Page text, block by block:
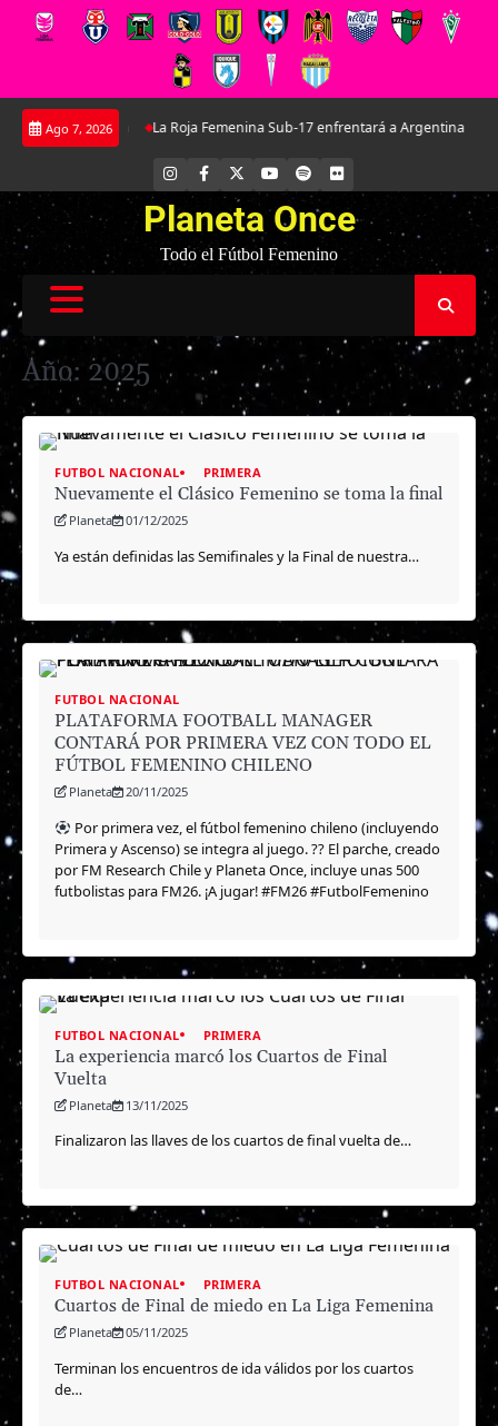
Saltar
Ago 7, 2026
La Roja Femenina Sub-17 enfrentará a Argentina en doble
INSTAGRAM
FACEBOOK YOUTUBE
SPOTIFYFLICKR
Planeta Once
Todo el Fútbol Femenino
Año: 2025
FUTBOL NACIONAL PRIMERA
Nuevamente el Clásico Femenino se toma la final
Planeta 01/12/2025
Ya están definidas las Semifinales y la Final de nuestra…
FUTBOL NACIONAL
PLATAFORMA FOOTBALL MANAGER
CONTARÁ POR PRIMERA VEZ CON TODO EL
FÚTBOL FEMENINO CHILENO
Planeta 20/11/2025
Por primera vez, el fútbol femenino chileno (incluyendo
Primera y Ascenso) se integra al juego. ?? El parche, creado
por FM Research Chile y Planeta Once, incluye unas 500
futbolistas para FM26. ¡A jugar! #FM26 #FutbolFemenino
FUTBOL NACIONAL PRIMERA
La experiencia marcó los Cuartos de Final
Vuelta
Planeta 13/11/2025
Finalizaron las llaves de los cuartos de final vuelta de…
FUTBOL NACIONAL PRIMERA
Cuartos de Final de miedo en La Liga Femenina
Planeta 05/11/2025
Terminan los encuentros de ida válidos por los cuartos
de…